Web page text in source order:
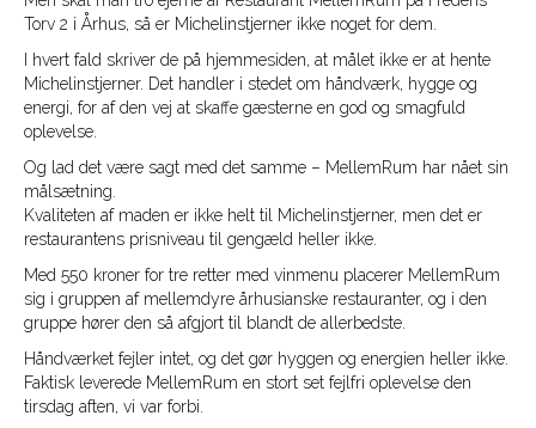
Torv 2 i Århus, så er Michelinstjerner ikke noget for dem.
I hvert fald skriver de på hjemmesiden, at målet ikke er at hente
Michelinstjerner. Det handler i stedet om håndværk, hygge og
energi, for af den vej at skaffe gæsterne en god og smagfuld
oplevelse.
Og lad det være sagt med det samme – MellemRum har nået sin
målsætning.
Kvaliteten af maden er ikke helt til Michelinstjerner, men det er
restaurantens prisniveau til gengæld heller ikke.
Med 550 kroner for tre retter med vinmenu placerer MellemRum
sig i gruppen af mellemdyre århusianske restauranter, og i den
gruppe hører den så afgjort til blandt de allerbedste.
Håndværket fejler intet, og det gør hyggen og energien heller ikke.
Faktisk leverede MellemRum en stort set fejlfri oplevelse den
tirsdag aften, vi var forbi.